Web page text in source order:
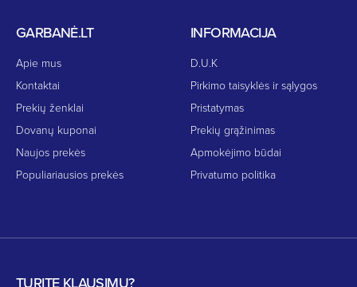
GARBANĖ.LT
Apie mus
Kontaktai
Prekių ženklai
Dovanų kuponai
Naujos prekės
Populiariausios prekės
INFORMACIJA
D.U.K
Pirkimo taisyklės ir sąlygos
Pristatymas
Prekių grąžinimas
Apmokėjimo būdai
Privatumo politika
TURITE KLAUSIMŲ?